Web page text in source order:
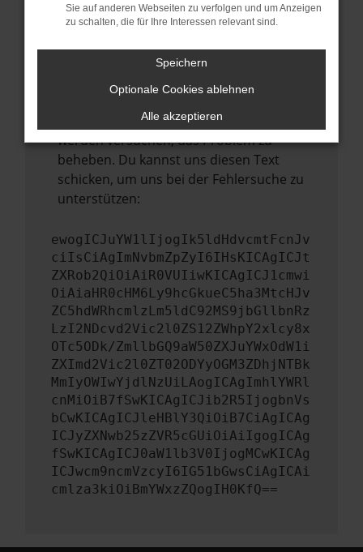
Sicherheitsrisiko, sondern kann auch dazu
mehr unterstützt werden.
Wende dich an den Webseitenbetreiber.
Wenn du alle oben genannten Schritte
versucht hast, kontaktiere uns bitte. Wir
werden versuchen, das Problem zu
beheben. Du kannst uns diesen Text
schicken, um uns bei der Fehlersuche zu
unterstützen:
ewogICJuYW1lIjogIk5ldHdvcmtFcnJv
ciIsCiAgImNvbmZpZyI6IHsKICAgICJt
ZXRob2QiOiAiR0VUIiwKICAgICJ1cmwi
OiAiaHR0cHM6Ly9hcGkueC5ha3MtcHJv
ZC5hdWRhcmlzLm5ldC92MS9jbGllbnRz
LzI2NDcvd2Vic2l0ZS12ZWhpY2xlcy8x
OTc5ODk/ZmllbGQ9aW50ZXJuYWxOdW1i
ZXImd2Vic2l0ZT02ODYyOGM3ZDhjNTBk
MmIyOWIwYjdlNzUiLAogICAgImhlYWRl
cnMiOiB7fSwKICAgICJib2R5IjogbnVs
bCwKICAgICJleHBlY3QiOiB7CiAgICAg
ICJyZXNwb25zZVR5cGUiOiAiIgogICAg
fSwKICAgICJ0aW1lb3V0IjogMCwKICAg
ICJwcm9ncmVzcyI6IG51bGwsCiAgICAi
cmlza3kiOiBmYWxzZQogIH0KfQ==
Sie auf anderen Webseiten zu verfolgen und um Anzeigen
zu schalten, die für Ihre Interessen relevant sind.
Speichern
Optionale Cookies ablehnen
Alle akzeptieren